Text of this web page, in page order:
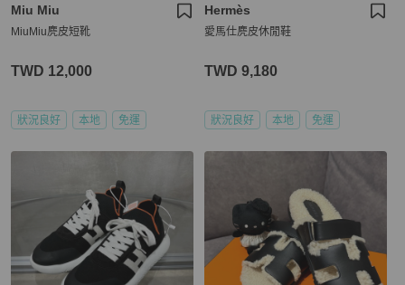
Miu Miu
MiuMiu麂皮短靴
TWD 12,000
狀況良好 本地 免運
Hermès
愛馬仕麂皮休閒鞋
TWD 9,180
狀況良好 本地 免運